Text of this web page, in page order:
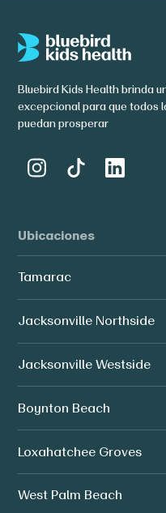
Bluebird Kids Health brinda
excepcional para que todos
puedan prosperar
Ubicaciones
Tamarac
Jacksonville Northside
Jacksonville Westside
Boynton Beach
Loxahatchee Groves
West Palm Beach